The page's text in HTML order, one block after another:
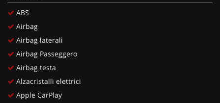
ABS
Airbag
Airbag laterali
Airbag Passeggero
Airbag testa
Alzacristalli elettrici
Apple CarPlay